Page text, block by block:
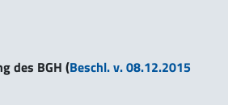
des BGH (Beschl. v. 08.12.2015